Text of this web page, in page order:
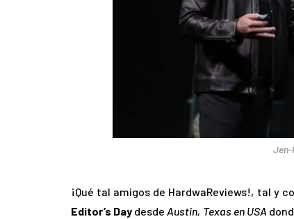
Jen-
¡Qué tal amigos de HardwaReviews!, tal y
Editor’s Day desdeAustin, Texas en USA